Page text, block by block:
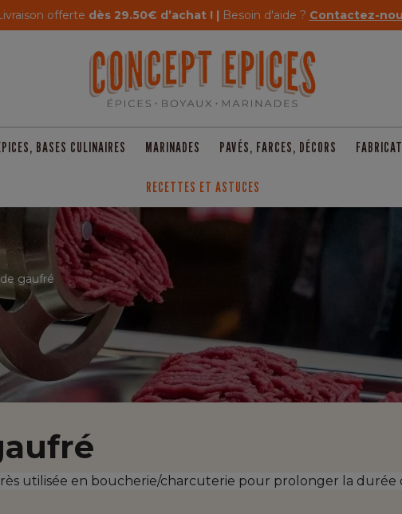
offerte dès 29.50€ d’achat ! | Besoin d'aide ? Contactez-
BASES CULINAIRES MARINADES PAVÉS, FARCES, DÉCORS
RECETTES ET ASTUCES
gaufré
utilisée en boucherie/charcuterie pour prolonger la durée